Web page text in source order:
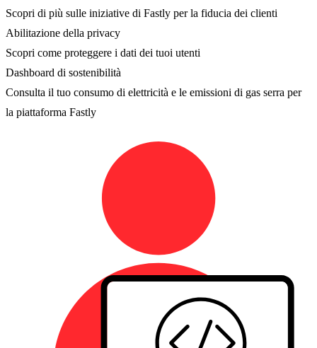
Scopri di più sulle iniziative di Fastly per la fiducia dei clienti
Abilitazione della privacy
Scopri come proteggere i dati dei tuoi utenti
Dashboard di sostenibilità
Consulta il tuo consumo di elettricità e le emissioni di gas serra per
la piattaforma Fastly